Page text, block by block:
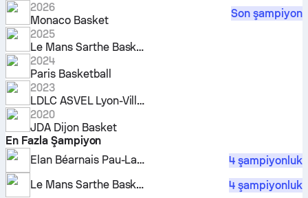
2026
Monaco Basket
Son şampiyon
2025
Le Mans Sarthe Basket
2024
Paris Basketball
2023
LDLC ASVEL Lyon-Villeurbanne
2020
JDA Dijon Basket
En Fazla Şampiyon
Elan Béarnais Pau-Lacq-Orthez
4 şampiyonluk
Le Mans Sarthe Basket
4 şampiyonluk